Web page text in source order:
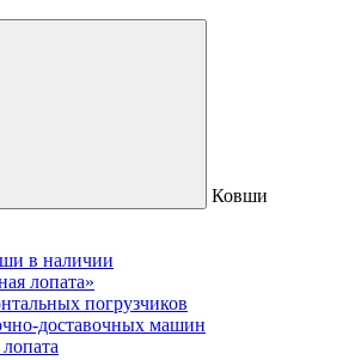
Ковши
в наличии
лопата»
погрузчиков
доставочных машин